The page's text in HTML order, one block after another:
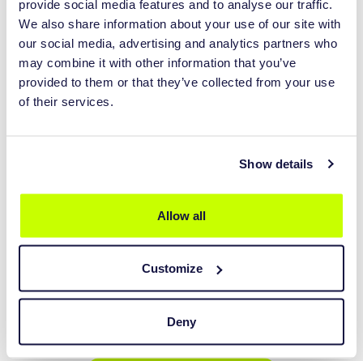
provide social media features and to analyse our traffic.
We also share information about your use of our site with
our social media, advertising and analytics partners who
may combine it with other information that you’ve
provided to them or that they’ve collected from your use
of their services.
Show details
Allow all
Customize
Deny
OPTIMIERT FÜR
FRÄSEN UND 3D-DRUCKEN
möchten, unsere Software ist optimiert, um Ihnen die Werkzeuge
kompatible Dateien für jeden 3D-Drucker. Sie haben selber keine
Fräsmaschine oder keinen 3D-Drucker? Kein Problem! Die
exportierten Dateien können von jedem erstellt werden.